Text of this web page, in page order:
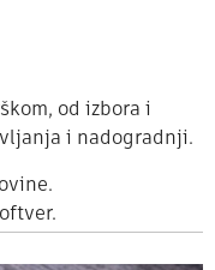
od izbora i
i nadogradnji.